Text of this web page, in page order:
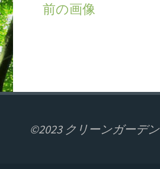
前の画像
©2023 クリーンガーデン